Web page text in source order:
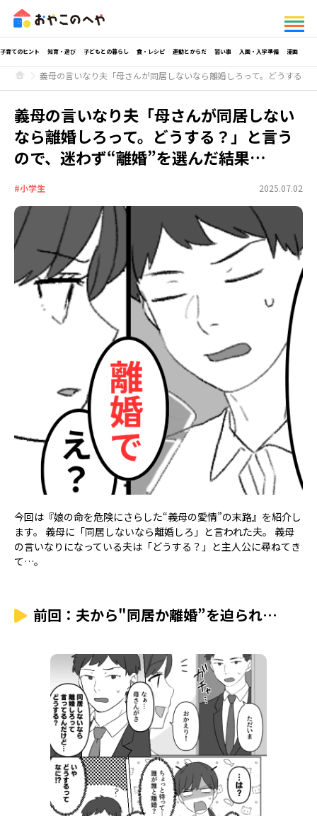
子育てのヒント 知育・遊び 子どもとの暮らし 食・レシピ 運動とからだ 習い事 入園・入学準備 漫画
義母の言いなり夫「母さんが同居しないなら離婚しろって。どうする
義母の言いなり夫「母さんが同居しない
なら離婚しろって。どうする？」と言う
ので、迷わず“離婚”を選んだ結果…
#小学生 2025.07.02
今回は『娘の命を危険にさらした“義母の愛情”の末路』を紹介し
ます。 義母に「同居しないなら離婚しろ」と言われた夫。 義母
の言いなりになっている夫は「どうする？」と主人公に尋ねてき
て…。
前回：夫から"同居か離婚”を迫られ…